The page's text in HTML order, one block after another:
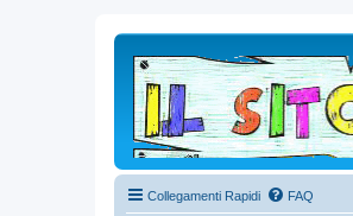
Collegamenti Rapidi FAQ